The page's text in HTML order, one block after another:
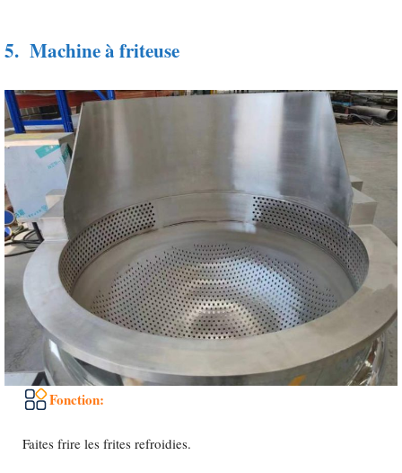
5. Machine à friteuse
Fonction:
Faites frire les frites refroidies.